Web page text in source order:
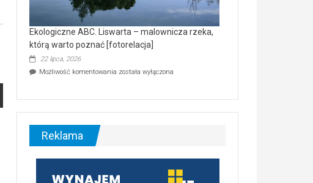
Ekologiczne ABC. Liswarta – malownicza rzeka,
którą warto poznać [fotorelacja]
22 lipca, 2026
Możliwość komentowania Ekologiczne
–
malownicza
[fotorelacja]
została wyłączona
Reklama